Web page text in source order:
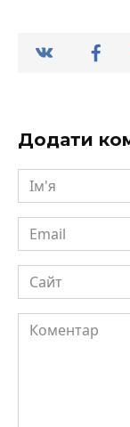
Додати
Ім'я
Email
Сайт
Коментар